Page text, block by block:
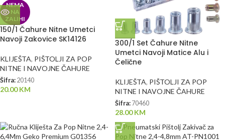
NEMA
NA
ZALIHI
150/1 Čahure Nitne Umetci
Navoji Zakovice SK14126
KLIJEŠTA, PIŠTOLJI ZA POP
NITNE I NAVOJNE ČAHURE
Šifra: 20140
20.00KM
300/1 Set Čahure Nitne
Umetci Navoji Matice Alu i
Čelične
KLIJEŠTA, PIŠTOLJI ZA POP
NITNE I NAVOJNE ČAHURE
Šifra: 70460
28.00KM